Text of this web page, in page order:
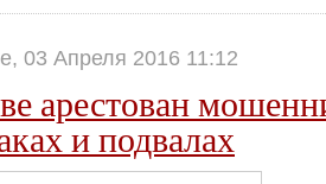
03 Апреля 2016 11:12
арестован
и подвалах